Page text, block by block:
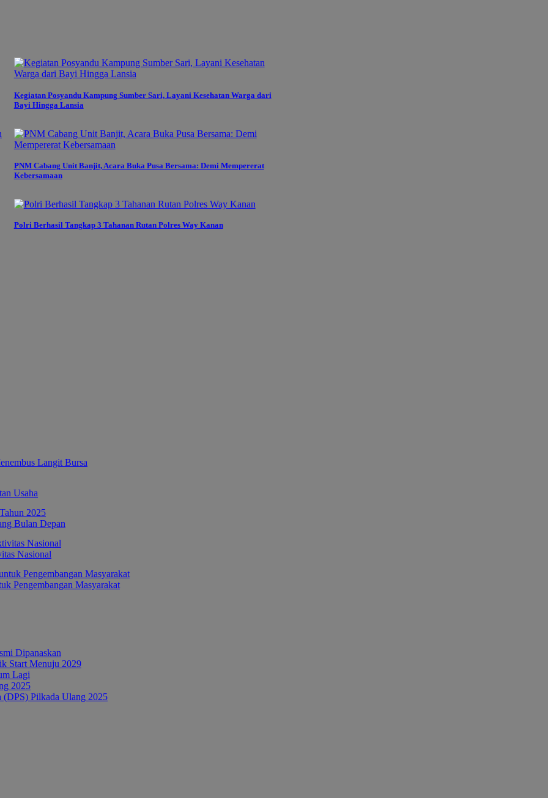
Kegiatan Posyandu Kampung Sumber Sari, Layani Kesehatan Warga dari
Bayi Hingga Lansia
PNM Cabang Unit Banjit, Acara Buka Pusa Bersama: Demi Mempererat
Kebersamaan
Polri Berhasil Tangkap 3 Tahanan Rutan Polres Way Kanan
Langit Bursa
Usaha
Bulan Depan
Nasional
Pengembangan Masyarakat
Dipanaskan
Start Menuju 2029
Lagi
2025
(DPS) Pilkada Ulang 2025